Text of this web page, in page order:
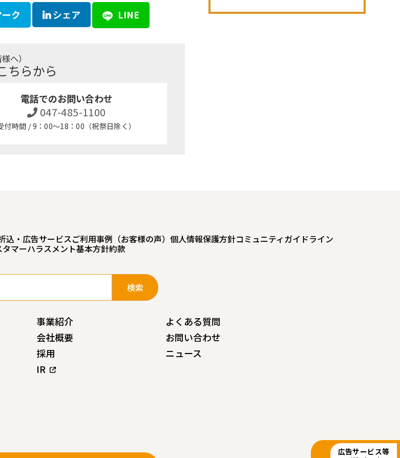
ク シェア LINE
へ）
ちらから
電話でのお問い合わせ
047-485-1100
付時間 / 9：00～18：00（祝祭日除く）
込・広告サービスご利用事例（お客様の声） 個人情報保護方針コミュニティガイドライン
タマーハラスメント基本方針約款
事業紹介
会社概要
採用
IR
よくある質問
お問い合わせ
ニュース
広告サービス等